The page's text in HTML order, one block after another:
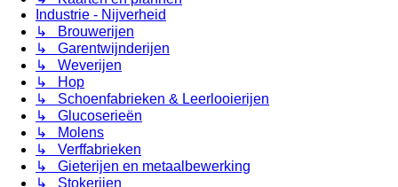
Industrie - Nijverheid
↳ Brouwerijen
↳ Garentwijnderijen
↳ Weverijen
↳ Hop
↳ Schoenfabrieken & Leerlooierijen
↳ Glucoserieën
↳ Molens
↳ Verffabrieken
↳ Gieterijen en metaalbewerking
↳ Stokerijen